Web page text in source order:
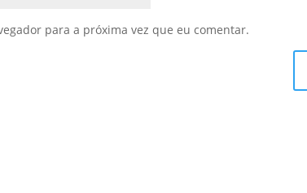
para a próxima vez que eu comentar.